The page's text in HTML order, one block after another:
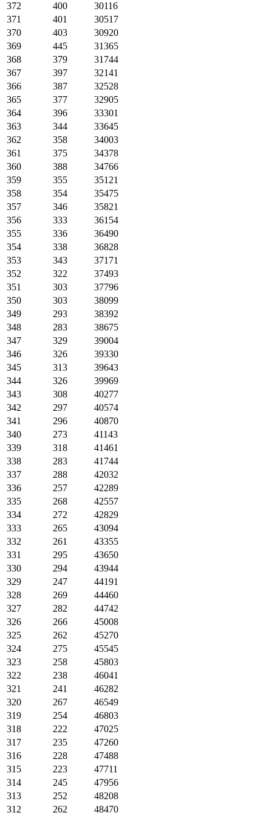
372 400
30116
371
401
30517
370
403
30920
369
445
31365
368
379
31744
367
397
32141
366
387
32528
365
377
32905
364
396
33301
363
344
33645
362
358
34003
361
375
34378
360
388
34766
359
355
35121
358
354
35475
357
346
35821
356
333
36154
355
336
36490
354
338
36828
353
343
37171
352
322
37493
351
303
37796
350
303
38099
349
293
38392
348
283
38675
347
329
39004
346
326
39330
345
313
39643
344
326
39969
343
308
40277
342
297
40574
341
296
40870
340
273
41143
339
318
41461
338
283
41744
337
288
42032
336
257
42289
335
268
42557
334
272
42829
333
265
43094
332
261
43355
331
295
43650
330
294
43944
329
247
44191
328
269
44460
327
282
44742
326
266
45008
325
262
45270
324
275
45545
323
258
45803
322
238
46041
321
241
46282
320
267
46549
319
254
46803
318
222
47025
317
235
47260
316
228
47488
315
223
47711
314
245
47956
313
252
48208
312
262
48470